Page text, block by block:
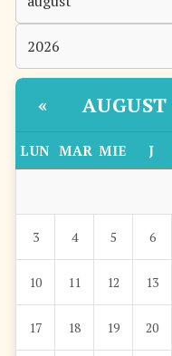
«
LUN MAR MIE J
3 4 5 6
10 11 12 13
17 18 19 20